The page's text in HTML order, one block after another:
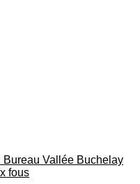
Bureau Vallée Buchelay
fous